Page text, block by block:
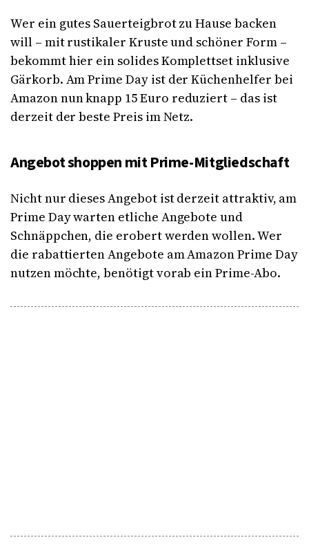
Wer ein gutes Sauerteigbrot zu Hause backen
will – mit rustikaler Kruste und schöner Form –
bekommt hier ein solides Komplettset inklusive
Gärkorb. Am Prime Day ist der Küchenhelfer bei
Amazon nun knapp 15 Euro reduziert – das ist
derzeit der beste Preis im Netz.
Angebot shoppen mit Prime-Mitgliedschaft
Nicht nur dieses Angebot ist derzeit attraktiv, am
Prime Day warten etliche Angebote und
Schnäppchen, die erobert werden wollen. Wer
die rabattierten Angebote am Amazon Prime Day
nutzen möchte, benötigt vorab ein Prime-Abo.